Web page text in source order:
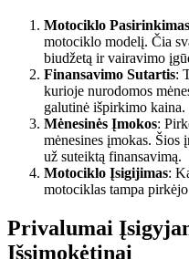
Motociklo Pasirinkimas
motociklo modelį. Čia
biudžetą ir vairavimo
Finansavimo Sutartis:
kurioje nurodomos
galutinė išpirkimo kaina.
Mėnesinės Įmokos:
mėnesines įmokas. Šios
už suteiktą finansavimą.
Motociklo Įsigijimas:
motociklas tampa
Privalumai
Išsimokėtinai